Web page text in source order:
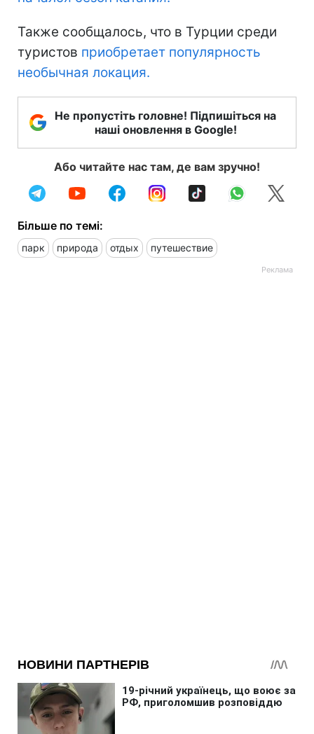
Также сообщалось, что в Турции среди
туристов приобретает популярность
необычная локация.
Не пропустіть головне! Підпишіться на
наші оновлення в Google!
Або читайте нас там, де вам зручно!
Більше по темі:
парк природа отдых путешествие